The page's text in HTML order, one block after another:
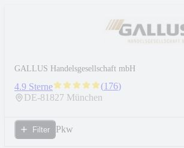
GALLUS Handelsgesellschaft mbH
4.9 Sterne (176)
DE-81827 München
Filter Pkw